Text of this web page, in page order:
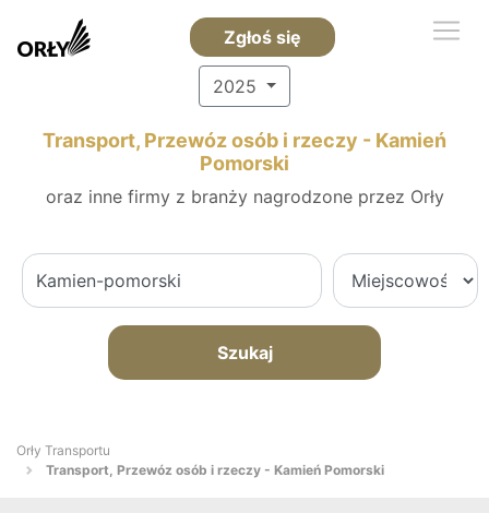
Zgłoś się
2025
Transport, Przewóz osób i rzeczy - Kamień
Pomorski
oraz inne firmy z branży nagrodzone przez Orły
Szukaj
Orły Transportu
Transport, Przewóz osób i rzeczy - Kamień Pomorski